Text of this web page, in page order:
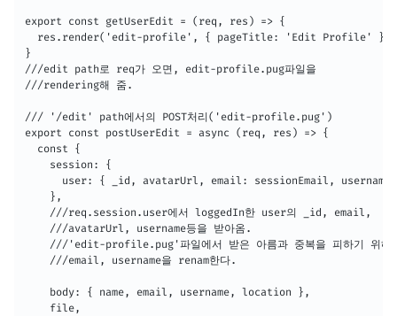
export const getUserEdit = (req, res) => {
  res.render('edit-profile', { pageTitle: 'Edit Profile' })
}
///edit path로 req가 오면, edit-profile.pug파일을
///rendering해 줌.
/// '/edit' path에서의 POST처리('edit-profile.pug')
export const postUserEdit = async (req, res) => {
  const {
    session: {
user: { _id, avatarUrl, email: sessionEmail,
    },
    ///req.session.user에서 loggedIn한 user의 _id, email,
    ///avatarUrl, username등을 받아옴.
    ///'edit-profile.pug'파일에서 받은 아름과 중복을 피하기 위해
    ///email, username을 renam한다.
    body: { name, email, username, location },
    file,